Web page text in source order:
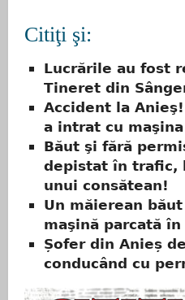
Citiţi şi:
Lucrările au fost
Tineret din
Accident la
a intrat cu
Băut şi fără
depistat în trafic,
unui consătean!
Un măierean
maşină parcată în
Șofer din Anieș
conducând cu